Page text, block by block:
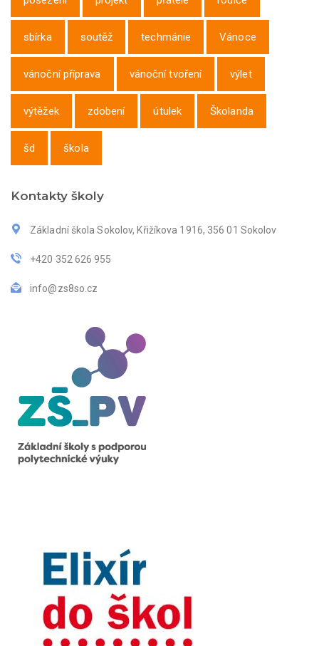
sbírka soutěž techmánie Vánoce
vánoční příprava vánoční tvoření výlet
výtěžek zdobení útulek Školanda
šd škola
Kontakty školy
Základní škola Sokolov, Křižíkova 1916, 356 01 Sokolov
+420 352 626 955
info@zs8so.cz